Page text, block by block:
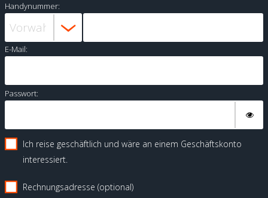
Handynummer:
E-Mail:
Passwort:
Ich reise geschäftlich und wäre an einem Geschäftskonto
interessiert.
Rechnungsadresse (optional)